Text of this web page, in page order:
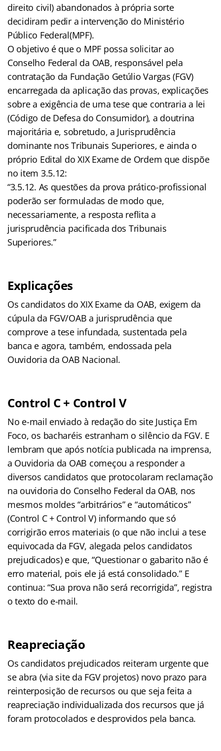
direito civil) abandonados à própria sorte
decidiram pedir a intervenção do Ministério
Público Federal(MPF).
O objetivo é que o MPF possa solicitar ao
Conselho Federal da OAB, responsável pela
contratação da Fundação Getúlio Vargas (FGV)
encarregada da aplicação das provas, explicações
sobre a exigência de uma tese que contraria a lei
(Código de Defesa do Consumidor), a doutrina
majoritária e, sobretudo, a Jurisprudência
dominante nos Tribunais Superiores, e ainda o
próprio Edital do XIX Exame de Ordem que dispõe
no item 3.5.12:
“3.5.12. As questões da prova prático-profissional
poderão ser formuladas de modo que,
necessariamente, a resposta reflita a
jurisprudência pacificada dos Tribunais
Superiores.”
Explicações
Os candidatos do XIX Exame da OAB, exigem da
cúpula da FGV/OAB a jurisprudência que
comprove a tese infundada, sustentada pela
banca e agora, também, endossada pela
Ouvidoria da OAB Nacional.
Control C + Control V
No e-mail enviado à redação do site Justiça Em
Foco, os bacharéis estranham o silêncio da FGV. E
lembram que após notícia publicada na imprensa,
a Ouvidoria da OAB começou a responder a
diversos candidatos que protocolaram reclamação
na ouvidoria do Conselho Federal da OAB, nos
mesmos moldes “arbitrários” e “automáticos”
(Control C + Control V) informando que só
corrigirão erros materiais (o que não inclui a tese
equivocada da FGV, alegada pelos candidatos
prejudicados) e que, “Questionar o gabarito não é
erro material, pois ele já está consolidado.” E
continua: “Sua prova não será recorrigida”, registra
o texto do e-mail.
Reapreciação
Os candidatos prejudicados reiteram urgente que
se abra (via site da FGV projetos) novo prazo para
reinterposição de recursos ou que seja feita a
reapreciação individualizada dos recursos que já
foram protocolados e desprovidos pela banca.